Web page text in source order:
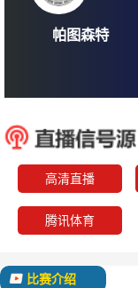
高清直播
腾讯体育
比赛介绍